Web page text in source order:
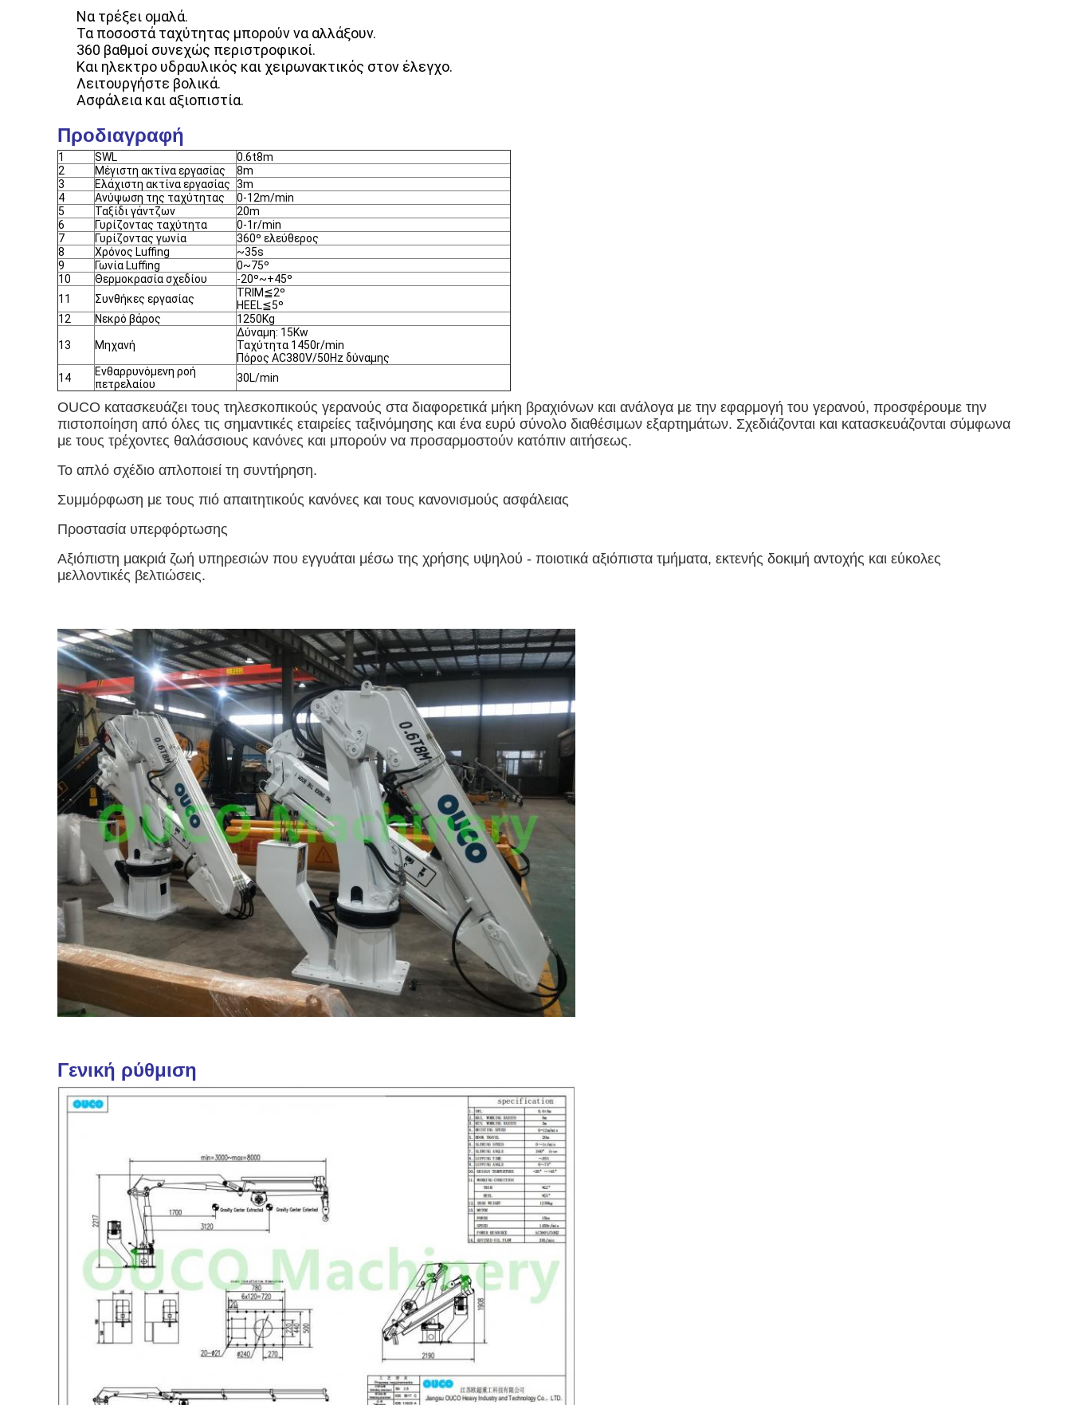
Να τρέξει ομαλά.
Τα ποσοστά ταχύτητας μπορούν να αλλάξουν.
360 βαθμοί συνεχώς περιστροφικοί.
Και ηλεκτρο υδραυλικός και χειρωνακτικός στον έλεγχο.
Λειτουργήστε βολικά.
Ασφάλεια και αξιοπιστία.
Προδιαγραφή
1 SWL
0.6t8m
2
Μέγιστη ακτίνα εργασίας
8m
3
Ελάχιστη ακτίνα εργασίας 3m
4
Ανύψωση της ταχύτητας
0-12m/min
5
Ταξίδι γάντζων
20m
6
Γυρίζοντας ταχύτητα
0-1r/min
7
Γυρίζοντας γωνία
360º ελεύθερος
8
Χρόνος Luffing
~35s
9
Γωνία Luffing
0~75º
10
Θερμοκρασία σχεδίου
-20º~+45º
11
Συνθήκες εργασίας
TRIM≦2º
HEEL≦5º
12
Νεκρό βάρος 1250Kg
13 Μηχανή
Δύναμη: 15Kw
Ταχύτητα 1450r/min
Πόρος AC380V/50Hz δύναμης
14
Ενθαρρυνόμενη ροή
πετρελαίου
30L/min
OUCO κατασκευάζει τους τηλεσκοπικούς γερανούς στα διαφορετικά μήκη βραχιόνων και ανάλογα με την εφαρμογή του γερανού, προσφέρουμε την
πιστοποίηση από όλες τις σημαντικές εταιρείες ταξινόμησης και ένα ευρύ σύνολο διαθέσιμων εξαρτημάτων. Σχεδιάζονται και κατασκευάζονται σύμφωνα
με τους τρέχοντες θαλάσσιους κανόνες και μπορούν να προσαρμοστούν κατόπιν αιτήσεως.
Το απλό σχέδιο απλοποιεί τη συντήρηση.
Συμμόρφωση με τους πιό απαιτητικούς κανόνες και τους κανονισμούς ασφάλειας
Προστασία υπερφόρτωσης
Αξιόπιστη μακριά ζωή υπηρεσιών που εγγυάται μέσω της χρήσης υψηλού - ποιοτικά αξιόπιστα τμήματα, εκτενής δοκιμή αντοχής και εύκολες
μελλοντικές βελτιώσεις.
Γενική ρύθμιση